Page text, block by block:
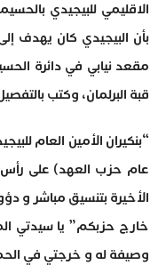
الاقليمي للبيجيدي
بأن البيجيدي كان يهدف
مقعد نيابي في دائرة
قبة البرلمان، وكتب
“بنكيران الأمين العام
عام حزب العهد) على رأس
الأخيرة بتنسيق مباشر و
خارج حزبكم” يا سيدتي
وصيفة له و خرجتي في